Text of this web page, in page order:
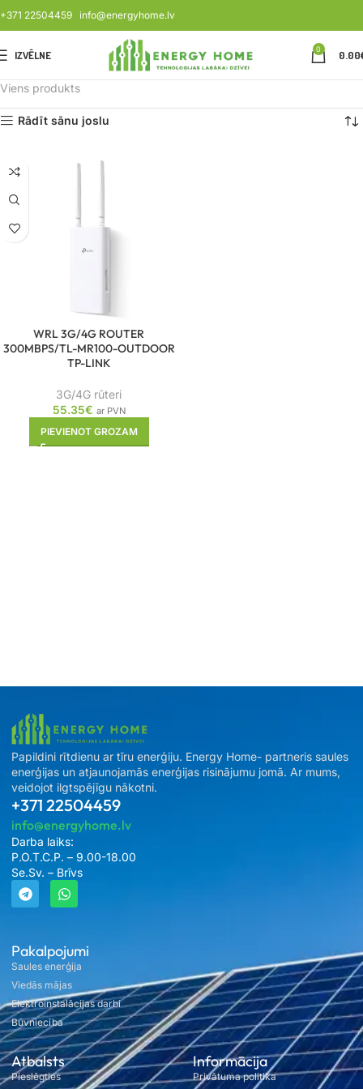
+371 22504459 info@energyhome.lv
IZVĒLNE 0 0.00
Viens produkts
Rādīt sānu joslu
WRL 3G/4G ROUTER
300MBPS/TL-MR100-OUTDOOR
TP-LINK
3G/4G rūteri
55.35€ ar PVN
PIEVIENOT GROZAM
Pakalpojumi
Saules enerģija
Viedās mājas
Elektroinstalācijas darbi
Būvniecība
Atbalsts
Pieslēgties
Informācija
Privātuma politika
Papildini rītdienu ar tīru enerģiju. Energy Home- partneris saules
enerģijas un atjaunojamās enerģijas risinājumu jomā. Ar mums,
veidojot ilgtspējīgu nākotni.
+371 22504459
info@energyhome.lv
Darba laiks:
P.O.T.C.P. – 9.00-18.00
Se.Sv. – Brīvs